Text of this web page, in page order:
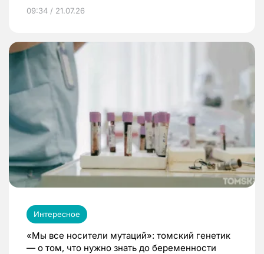
09:34 / 21.07.26
Интересное
«Мы все носители мутаций»: томский генетик
— о том, что нужно знать до беременности